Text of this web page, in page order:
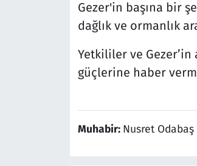
Gezer'in başına bir
dağlık ve ormanlık
Yetkililer ve
güçlerine haber
Muhabir: Nusret Odabaş